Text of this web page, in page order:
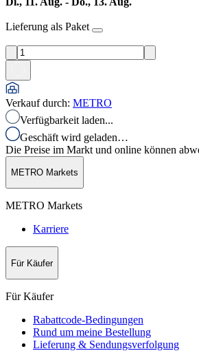
Lieferung als Paket
Verkauf durch: METRO
Verfügbarkeit laden...
Geschäft wird geladen…
Die Preise im Markt und online können
METRO Markets
METRO Markets
Karriere
Für Käufer
Für Käufer
Rabattcode-Bedingungen
Rund um meine Bestellung
Lieferung & Sendungsverfolgung